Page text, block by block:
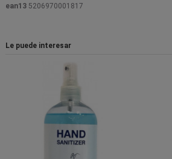
ean13 5206970001817
Le puede interesar